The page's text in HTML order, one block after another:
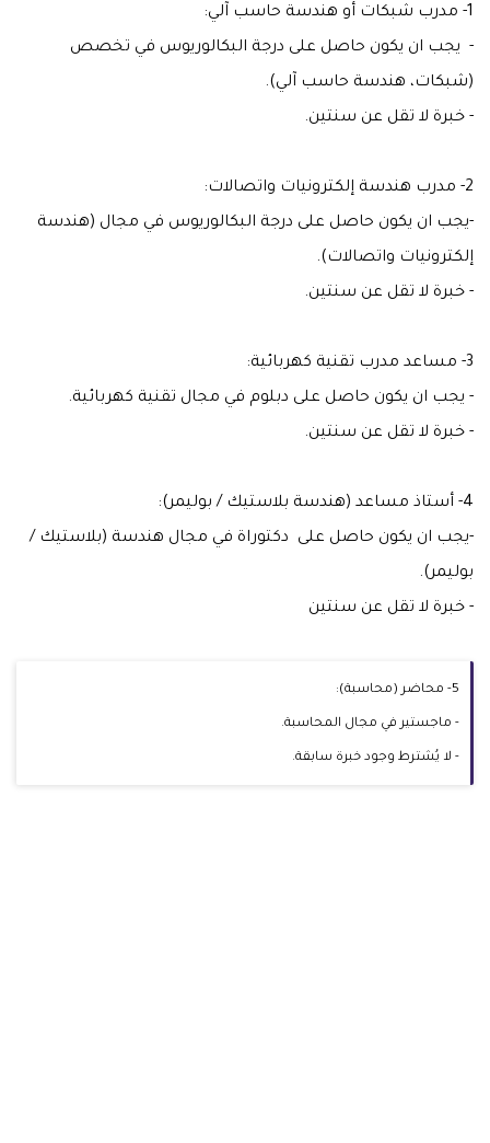
1- مدرب شبكات أو هندسة حاسب آلي:
- يجب ان يكون حاصل على درجة البكالوريوس في تخصص
(شبكات، هندسة حاسب آلي).
- خبرة لا تقل عن سنتين.
2- مدرب هندسة إلكترونيات واتصالات:
-يجب ان يكون حاصل على درجة البكالوريوس في مجال (هندسة
إلكترونيات واتصالات).
- خبرة لا تقل عن سنتين.
3- مساعد مدرب تقنية كهربائية:
- يجب ان يكون حاصل على دبلوم في مجال تقنية كهربائية.
- خبرة لا تقل عن سنتين.
4- أستاذ مساعد (هندسة بلاستيك / بوليمر):
-يجب ان يكون حاصل على دكتوراة في مجال هندسة (بلاستيك /
بوليمر).
- خبرة لا تقل عن سنتين
5- محاضر (محاسبة):
- ماجستير في مجال المحاسبة.
- لا يُشترط وجود خبرة سابقة.